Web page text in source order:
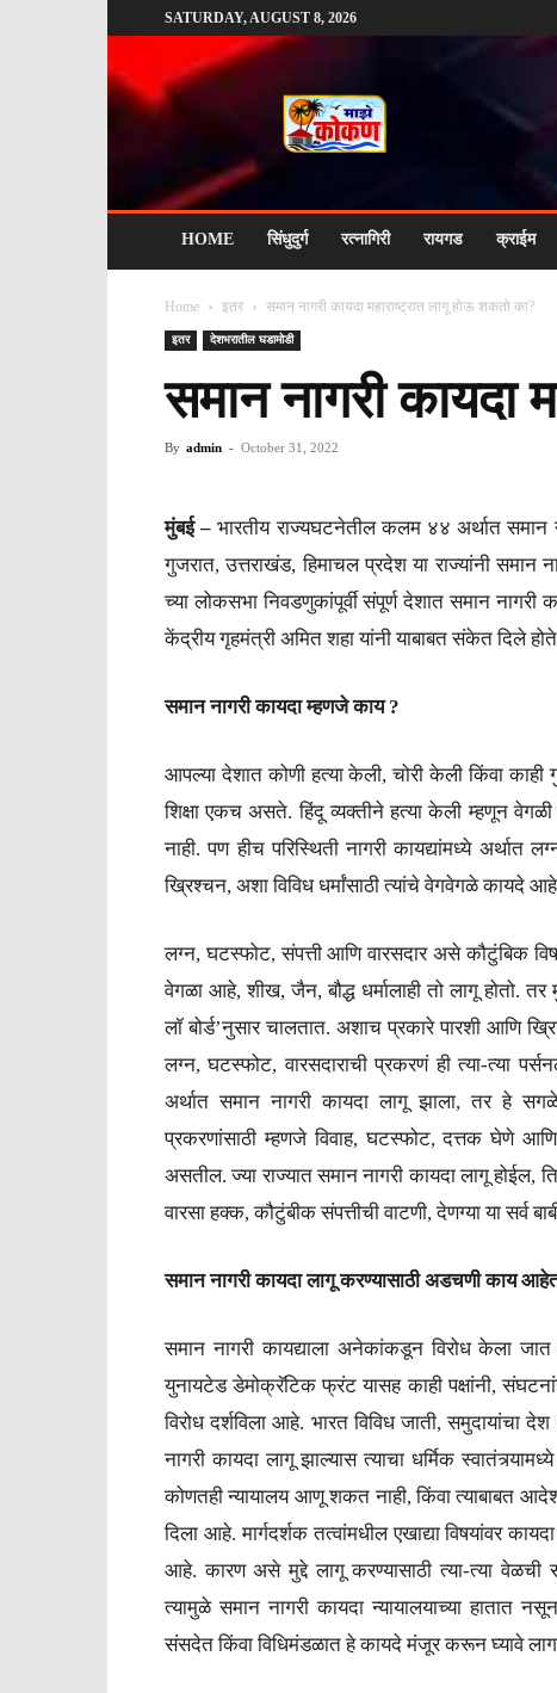
SATURDAY, AUGUST 8, 2026
माझे
कोकण
HOME सिंधुदुर्ग रत्नागिरी रायगड क्राईम
Home इतर समान नागरी कायदा महाराष्ट्रात लागू होऊ शकतो का?
इतर देशभरातील घडामोडी
समान नागरी कायदा
By admin - October 31, 2022
मुंबई – भारतीय राज्यघटनेतील कलम ४४ अर्थात समान
गुजरात, उत्तराखंड, हिमाचल प्रदेश या राज्यांनी
च्या लोकसभा निवडणुकांपूर्वी संपूर्ण देशात समान नागरी
केंद्रीय गृहमंत्री अमित शहा यांनी याबाबत संकेत दिले
समान नागरी कायदा म्हणजे काय ?
आपल्या देशात कोणी हत्या केली, चोरी केली किंवा काही
शिक्षा एकच असते. हिंदू व्यक्तीने हत्या केली म्हणून वेगळी
नाही. पण हीच परिस्थिती नागरी कायद्यांमध्ये अर्थात
ख्रिश्चन, अशा विविध धर्मांसाठी त्यांचे वेगवेगळे कायदे
लग्न, घटस्फोट, संपत्ती आणि वारसदार असे कौटुंबिक विषय
वेगळा आहे, शीख, जैन, बौद्ध धर्मालाही तो लागू होतो.
लॉ बोर्ड’नुसार चालतात. अशाच प्रकारे पारशी आणि
लग्न, घटस्फोट, वारसदाराची प्रकरणं ही त्या-त्या
अर्थात समान नागरी कायदा लागू झाला, तर हे सगळे
प्रकरणांसाठी म्हणजे विवाह, घटस्फोट, दत्तक घेणे आणि
असतील. ज्या राज्यात समान नागरी कायदा लागू होईल,
वारसा हक्क, कौटुंबीक संपत्तीची वाटणी, देणग्या या सर्व
समान नागरी कायदा लागू करण्यासाठी अडचणी काय
समान नागरी कायद्याला अनेकांकडून विरोध केला
युनायटेड डेमोक्रॅटिक फ्रंट यासह काही पक्षांनी,
विरोध दर्शविला आहे. भारत विविध जाती, समुदायांचा
नागरी कायदा लागू झाल्यास त्याचा धर्मिक
कोणतही न्यायालय आणू शकत नाही, किंवा त्याबाबत
दिला आहे. मार्गदर्शक तत्वांमधील एखाद्या विषयांवर
आहे. कारण असे मुद्दे लागू करण्यासाठी त्या-त्या वेळची
त्यामुळे समान नागरी कायदा न्यायालयाच्या हातात
संसदेत किंवा विधिमंडळात हे कायदे मंजूर करून घ्यावे